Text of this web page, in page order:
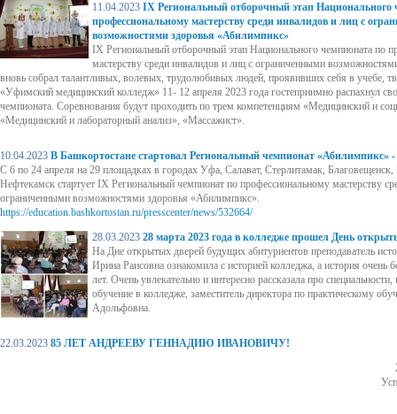
11.04.2023 IX Региональный отборочный этап Национального
профессиональному мастерству среди инвалидов и лиц с
возможностями здоровья «Абилимпикс»
IX Региональный отборочный этап Национального чемпионата по
мастерству среди инвалидов и лиц с ограниченными
вновь собрал талантливых, волевых, трудолюбивых людей, проявивших себя в учебе,
«Уфимский медицинский колледж» 11- 12 апреля 2023 года гостеприимно распахнул
чемпионата. Соревнования будут проходить по трем компетенциям «Медицинский и
«Медицинский и лабораторный анализ», «Массажист».
10.04.2023 В Башкортостане стартовал Региональный чемпионат «Абилимпикс» -
С 6 по 24 апреля на 29 площадках в городах Уфа, Салават, Стерлитамак,
Нефтекамск стартует IХ Региональный чемпионат по профессиональному мастерству
ограниченными возможностями здоровья «Абилимпикс».
https://education.bashkortostan.ru/presscenter/news/532664/
28.03.2023 28 марта 2023 года в колледже прошел День
На Дне открытых дверей будущих абитуриентов преподаватель
Ирина Раисовна ознакомила с историей колледжа, а история очень
лет. Очень увлекательно и интересно рассказала про
обучение в колледже, заместитель директора по практическому
Адольфовна.
22.03.2023 85 ЛЕТ АНДРЕЕВУ ГЕННАДИЮ ИВАНОВИЧУ!